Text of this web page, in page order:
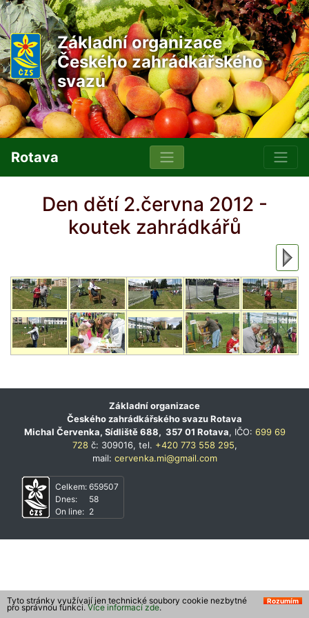
Základní organizace
Českého zahrádkářského
svazu
Rotava
Den dětí 2.června 2012 -
koutek zahrádkářů
Základní organizace
Českého zahrádkářského svazu Rotava
Michal Červenka, Sídliště 688, 357 01 Rotava, IČO: 699 69
728č: 309016, tel. +420 773 558 295,
mail: cervenka.mi@gmail.com
Celkem:
Dnes:
On line:
659507
58
2
Rozumím
Tyto stránky využívají jen technické soubory cookie nezbytné
pro správnou funkci. Více informací zde.